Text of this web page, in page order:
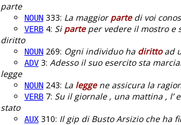
parte
NOUN 333: La maggiorpartedi voi
VERB 4: Si parteper vedere il mostro e
diritto
NOUN 269: Ogni individuo ha dirittoad
ADV 3: Adesso il suo esercito sta
legge
NOUN 243: La leggene assicura la
VERB 7: Su il giornale , una mattina , l’
stato
AUX 310: Il gip di Busto Arsizio che ha